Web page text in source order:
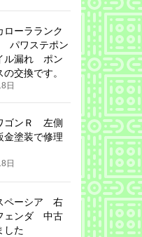
ーラランク
ワステポン
ル漏れ ポン
交換です。
日
ゴンＲ 左側
塗装で修理
日
ペーシア 右
ェンダ 中古
した